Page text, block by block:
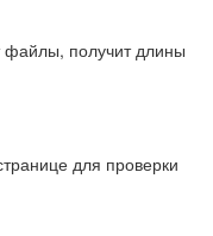
файлы, получит длины
для проверки